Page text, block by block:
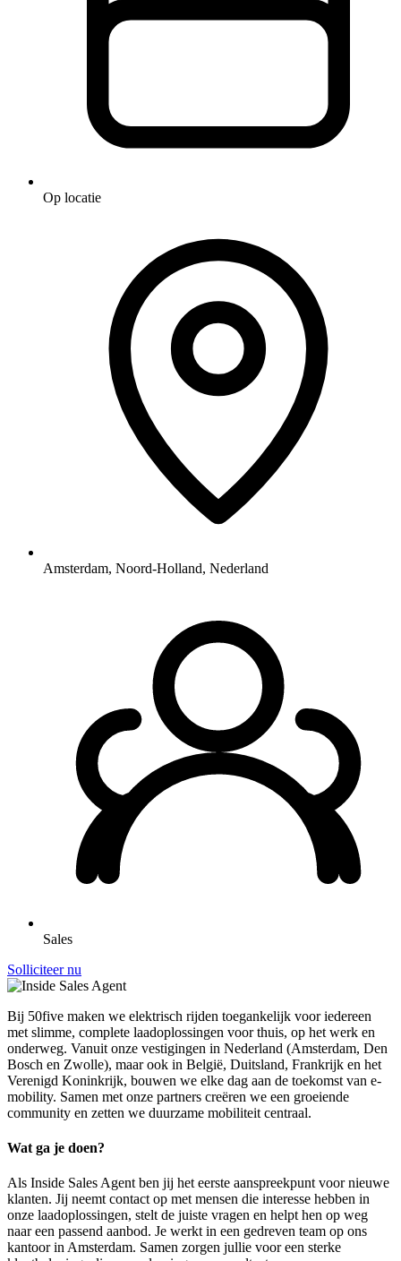
Op locatie
Amsterdam, Noord-Holland, Nederland
Sales
Solliciteer nu
Bij 50five maken we elektrisch rijden toegankelijk voor iedereen
met slimme, complete laadoplossingen voor thuis, op het werk en
onderweg. Vanuit onze vestigingen in Nederland (Amsterdam, Den
Bosch en Zwolle), maar ook in België, Duitsland, Frankrijk en het
Verenigd Koninkrijk, bouwen we elke dag aan de toekomst van e-
mobility. Samen met onze partners creëren we een groeiende
community en zetten we duurzame mobiliteit centraal.
Wat ga je doen?
Als Inside Sales Agent ben jij het eerste aanspreekpunt voor nieuwe
klanten. Jij neemt contact op met mensen die interesse hebben in
onze laadoplossingen, stelt de juiste vragen en helpt hen op weg
naar een passend aanbod. Je werkt in een gedreven team op ons
kantoor in Amsterdam. Samen zorgen jullie voor een sterke